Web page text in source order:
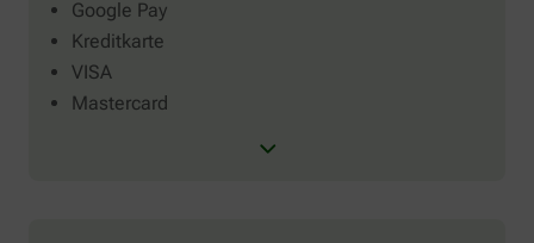
Google Pay
Kreditkarte
VISA
Mastercard